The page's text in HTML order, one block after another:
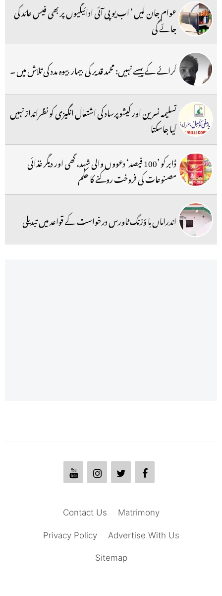
عوام جان لیں ‘ اب یو پی آئی ادائیگیوں پر بھی فیس عائد کی
جائے گی
کرائے کے پیسے نہیں: محمد قدیر کی بیمار بیوہ مدد کی تلاش میں ۔
تسلیمہ نسرین اور کیشوپرساد کی اشتعال انگیزی کو نظرانداز نہیں
کیا جاسکتا
ڈابر کو ’100 فیصد‘ دعووں والی شہد، گھی اور دیگر غذائی
مصنوعات کی فروخت روکنے کا حکم
اندراماں ہا ؤزنگ ٹاورس درخواست کے قواعد میں تبدیلی
Matrimony
Contact Us
Advertise With Us
Privacy Policy
Sitemap